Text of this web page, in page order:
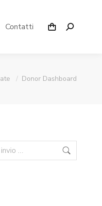
Contatti
Donor Dashboard